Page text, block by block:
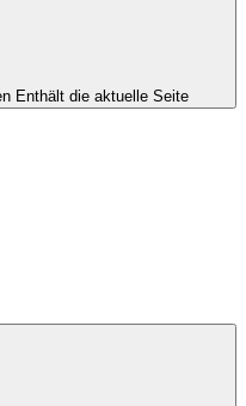
Enthält die aktuelle Seite